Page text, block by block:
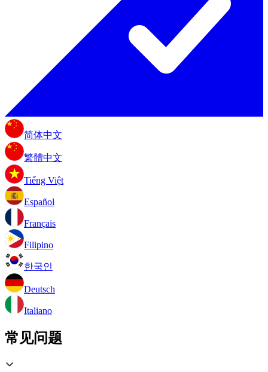
简体中文
繁體中文
Tiếng Việt
Español
Français
Filipino
한국인
Deutsch
Italiano
常见问题